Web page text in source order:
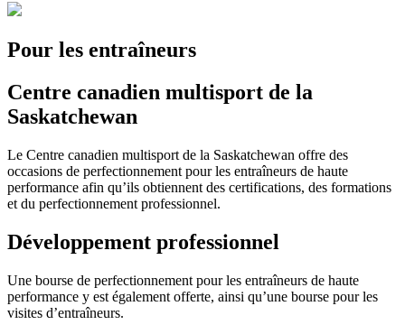
Pour les entraîneurs
Centre canadien multisport de la
Saskatchewan
Le Centre canadien multisport de la Saskatchewan offre des
occasions de perfectionnement pour les entraîneurs de haute
performance afin qu’ils obtiennent des certifications, des formations
et du perfectionnement professionnel.
Développement professionnel
Une bourse de perfectionnement pour les entraîneurs de haute
performance y est également offerte, ainsi qu’une bourse pour les
visites d’entraîneurs.